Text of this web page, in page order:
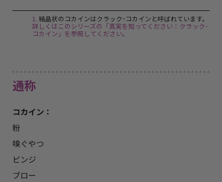
1. 結晶状のコカインはクラック･コカインと呼ばれています。
詳しくはこのシリーズの「真実を知ってください：クラック･
コカイン」を参照してください。
通称
コカイン：
粉
嗅ぐやつ
ビンジ
ブロー